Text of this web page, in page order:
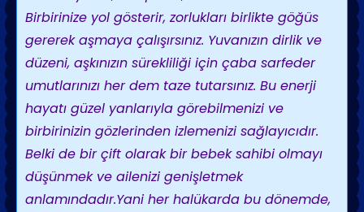
Birbirinize yol gösterir, zorlukları birlikte göğüs
gererek aşmaya çalışırsınız. Yuvanızın dirlik ve
düzeni, aşkınızın sürekliliği için çaba sarfeder
umutlarınızı her dem taze tutarsınız. Bu enerji
hayatı güzel yanlarıyla görebilmenizi ve
birbirinizin gözlerinden izlemenizi sağlayıcıdır.
Belki de bir çift olarak bir bebek sahibi olmayı
düşünmek ve ailenizi genişletmek
anlamındadır.Yani her halükarda bu dönemde,